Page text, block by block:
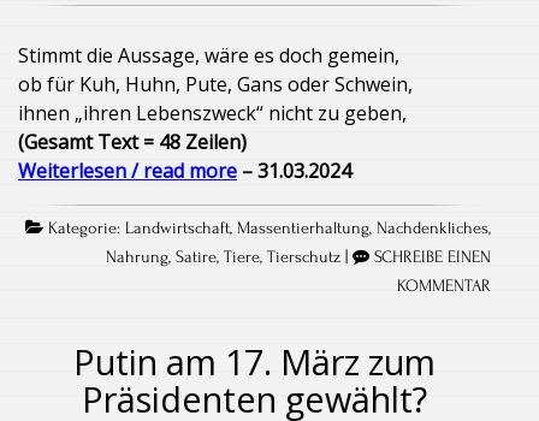
Stimmt die Aussage, wäre es doch gemein,
ob für Kuh, Huhn, Pute, Gans oder Schwein,
ihnen „ihren Lebenszweck“ nicht zu geben,
(Gesamt Text = 48 Zeilen)
Weiterlesen / read more – 31.03.2024
Kategorie: Landwirtschaft, Massentierhaltung, Nachdenkliches,
Nahrung, Satire, Tiere, Tierschutz
SCHREIBE EINEN
KOMMENTAR
Putin am 17. März zum
Präsidenten gewählt?